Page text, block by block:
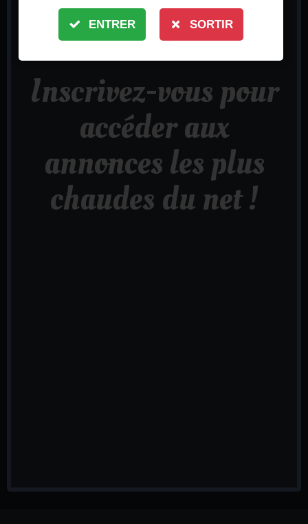
Inscrivez-vous pour
accéder aux
annonces les plus
chaudes du net !
ENTRER SORTIR